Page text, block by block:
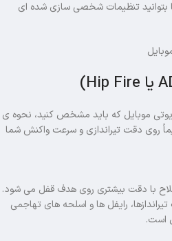
بتوانید تنظیمات شخصی‌ سازی‌ شده ای
موبایل که باید مشخص کنید، نحوه ی
روی دقت تیراندازی و سرعت واکنش شما
با دقت بیشتری روی هدف قفل می شود.
رایفل ها و اسلحه های تهاجمی
است.